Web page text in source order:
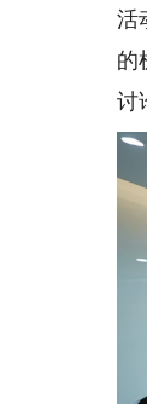
活
的
讨